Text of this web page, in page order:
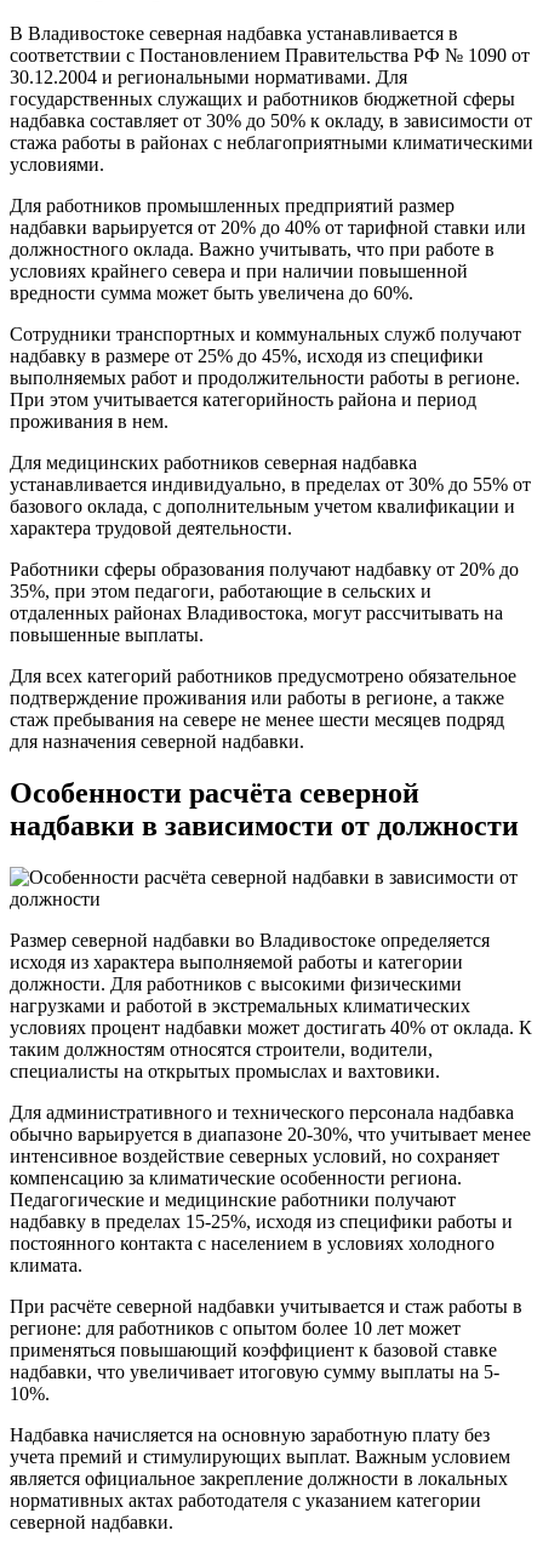
В Владивостоке северная надбавка устанавливается в
соответствии с Постановлением Правительства РФ № 1090 от
30.12.2004 и региональными нормативами. Для
государственных служащих и работников бюджетной сферы
надбавка составляет от 30% до 50% к окладу, в зависимости от
стажа работы в районах с неблагоприятными климатическими
условиями.
Для работников промышленных предприятий размер
надбавки варьируется от 20% до 40% от тарифной ставки или
должностного оклада. Важно учитывать, что при работе в
условиях крайнего севера и при наличии повышенной
вредности сумма может быть увеличена до 60%.
Сотрудники транспортных и коммунальных служб получают
надбавку в размере от 25% до 45%, исходя из специфики
выполняемых работ и продолжительности работы в регионе.
При этом учитывается категорийность района и период
проживания в нем.
Для медицинских работников северная надбавка
устанавливается индивидуально, в пределах от 30% до 55% от
базового оклада, с дополнительным учетом квалификации и
характера трудовой деятельности.
Работники сферы образования получают надбавку от 20% до
35%, при этом педагоги, работающие в сельских и
отдаленных районах Владивостока, могут рассчитывать на
повышенные выплаты.
Для всех категорий работников предусмотрено обязательное
подтверждение проживания или работы в регионе, а также
стаж пребывания на севере не менее шести месяцев подряд
для назначения северной надбавки.
Особенности расчёта северной
надбавки в зависимости от должности
Размер северной надбавки во Владивостоке определяется
исходя из характера выполняемой работы и категории
должности. Для работников с высокими физическими
нагрузками и работой в экстремальных климатических
условиях процент надбавки может достигать 40% от оклада. К
таким должностям относятся строители, водители,
специалисты на открытых промыслах и вахтовики.
Для административного и технического персонала надбавка
обычно варьируется в диапазоне 20-30%, что учитывает менее
интенсивное воздействие северных условий, но сохраняет
компенсацию за климатические особенности региона.
Педагогические и медицинские работники получают
надбавку в пределах 15-25%, исходя из специфики работы и
постоянного контакта с населением в условиях холодного
климата.
При расчёте северной надбавки учитывается и стаж работы в
регионе: для работников с опытом более 10 лет может
применяться повышающий коэффициент к базовой ставке
надбавки, что увеличивает итоговую сумму выплаты на 5-
10%.
Надбавка начисляется на основную заработную плату без
учета премий и стимулирующих выплат. Важным условием
является официальное закрепление должности в локальных
нормативных актах работодателя с указанием категории
северной надбавки.